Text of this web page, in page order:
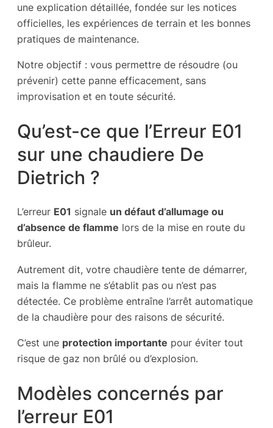
une explication détaillée, fondée sur les notices
officielles, les expériences de terrain et les bonnes
pratiques de maintenance.
Notre objectif : vous permettre de résoudre (ou
prévenir) cette panne efficacement, sans
improvisation et en toute sécurité.
Qu’est-ce que l’Erreur E01
sur une chaudiere De
Dietrich ?
L’erreur E01 signale un défaut d’allumage ou
d’absence de flamme lors de la mise en route du
brûleur.
Autrement dit, votre chaudière tente de démarrer,
mais la flamme ne s’établit pas ou n’est pas
détectée. Ce problème entraîne l’arrêt automatique
de la chaudière pour des raisons de sécurité.
C’est une protection importante pour éviter tout
risque de gaz non brûlé ou d’explosion.
Modèles concernés par
l’erreur E01